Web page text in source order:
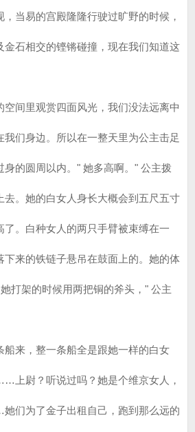
当易的宫殿隆隆行驶过旷野的时候，
金石相交的铿锵碰撞，现在我们知道这
间里观赏四面风光，我们没法远离中
我们身边。所以在一整天里为公主击足
身的圆周以内。" 她多高啊。" 公主拨
去。她的白女人身长大概会到五尺五寸
了。白种女人的两只手臂被束缚在一
下来的铁链子悬吊在鼓面上的。她的体
打架的时候用两把铜的斧头，" 公主
来，整一条船全是跟她一样的白女
尉？听说过吗？她是个维京女人，
们为了金子出租自己，跑到那么远的